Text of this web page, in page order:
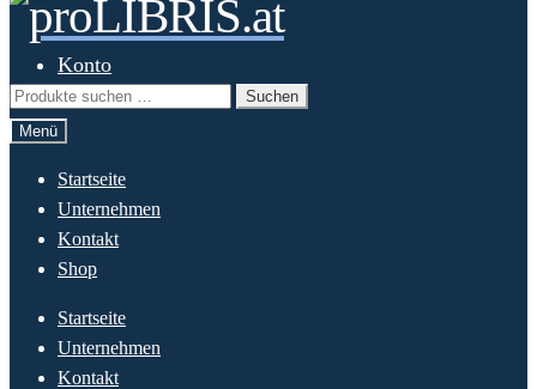
Zur
Navigation
springen
Springe
zum
Inhalt
Konto
Suchen
nach:
Suchen
Menü
Startseite
Unternehmen
Kontakt
Shop
Startseite
Unternehmen
Kontakt